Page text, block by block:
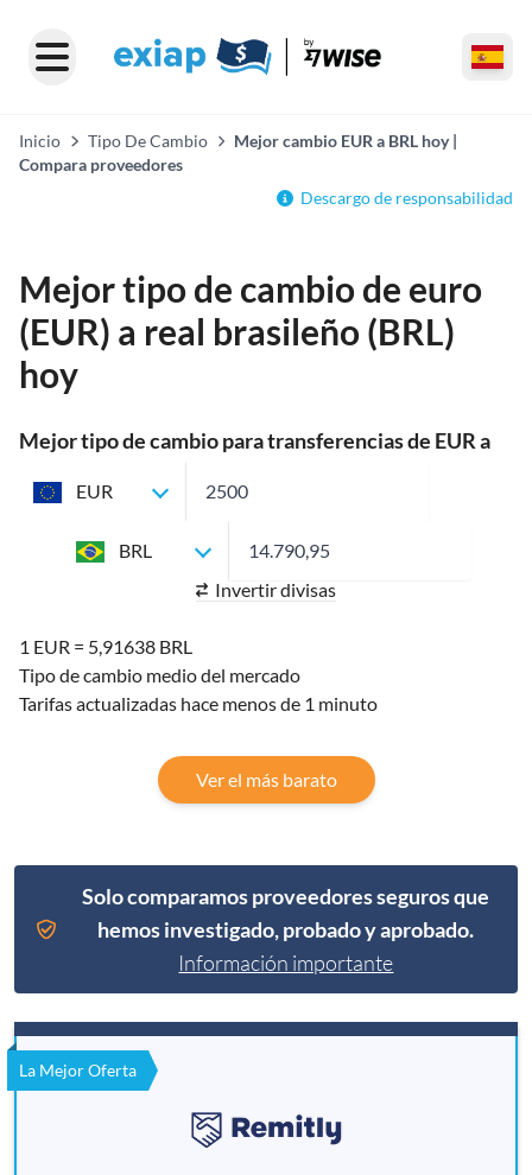
Inicio Tipo De Cambio
Mejor cambio EUR a BRL hoy |
Compara proveedores
Descargo de responsabilidad
Mejor tipo de cambio de euro
(EUR) a real brasileño (BRL)
hoy
Mejor tipo de cambio para transferencias de EUR a
EUR
BRL
Invertir divisas
1 EUR = 5,91638 BRL
Tipo de cambio medio del mercado
Tarifas actualizadas hace menos de 1 minuto
Ver el más barato
Solo comparamos proveedores seguros que
hemos investigado, probado y aprobado.
Información importante
La Mejor Oferta